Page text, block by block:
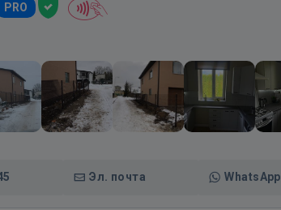
PRO
Эл. почта WhatsApp